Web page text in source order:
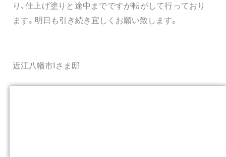
り、仕上げ塗りと途中までですが転がして行っており
ます。明日も引き続き宜しくお願い致します。
近江八幡市Iさま邸